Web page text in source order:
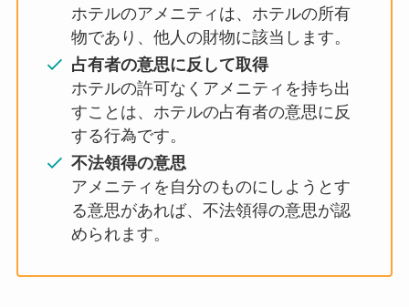
ホテルのアメニティは、ホテルの所有
物であり、他人の財物に該当します。
占有者の意思に反して取得
ホテルの許可なくアメニティを持ち出
すことは、ホテルの占有者の意思に反
する行為です。
不法領得の意思
アメニティを自分のものにしようとす
る意思があれば、不法領得の意思が認
められます。